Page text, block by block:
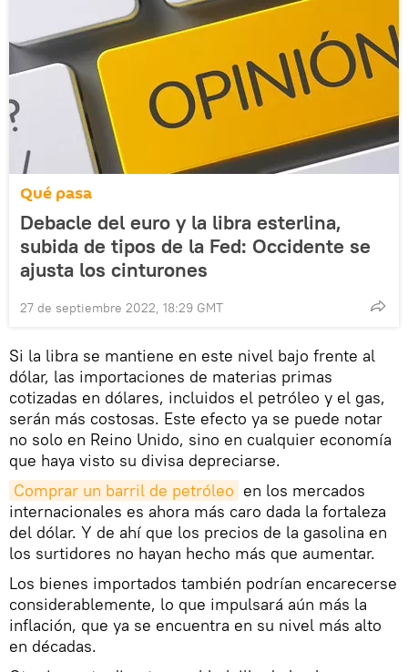
Qué pasa
Debacle del euro y la libra esterlina,
subida de tipos de la Fed: Occidente se
ajusta los cinturones
27 de septiembre 2022, 18:29 GMT
Si la libra se mantiene en este nivel bajo frente al
dólar, las importaciones de materias primas
cotizadas en dólares, incluidos el petróleo y el gas,
serán más costosas. Este efecto ya se puede notar
no solo en Reino Unido, sino en cualquier economía
que haya visto su divisa depreciarse.
Comprar un barril de petróleo en los mercados
internacionales es ahora más caro dada la fortaleza
del dólar. Y de ahí que los precios de la gasolina en
los surtidores no hayan hecho más que aumentar.
Los bienes importados también podrían encarecerse
considerablemente, lo que impulsará aún más la
inflación, que ya se encuentra en su nivel más alto
en décadas.